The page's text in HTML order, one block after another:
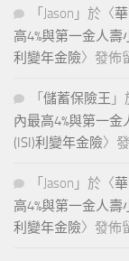
「 Jason 」於〈
高4%與第一金人壽
利變年金險〉發佈
「 儲蓄保險王
內最高4%與第一金
(ISI)利變年金險〉
「 Jason 」於〈
高4%與第一金人壽
利變年金險〉發佈